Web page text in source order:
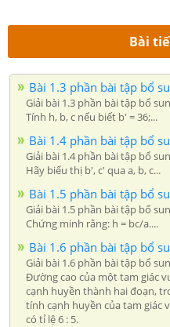
Bài
Bài 1.3 phần bài tập bổ
Giải bài 1.3 phần bài tập bổ
Tính h, b, c nếu biết b' = 36;...
Bài 1.4 phần bài tập bổ
Giải bài 1.4 phần bài tập bổ
Hãy biểu thị b', c' qua a, b, c...
Bài 1.5 phần bài tập bổ
Giải bài 1.5 phần bài tập bổ
Chứng minh rằng: h = bc/a....
Bài 1.6 phần bài tập bổ
Giải bài 1.6 phần bài tập bổ
Đường cao của một tam giác
cạnh huyền thành hai đoạn,
tính cạnh huyền của tam giác
có tỉ lệ 6 : 5.